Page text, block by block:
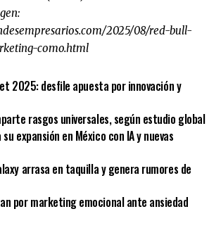
2025/08/red-bull-
como.html
2025: desfile apuesta por innovación y
rasgos universales, según estudio global
expansión en México con IA y nuevas
arrasa en taquilla y genera rumores de
por marketing emocional ante ansiedad